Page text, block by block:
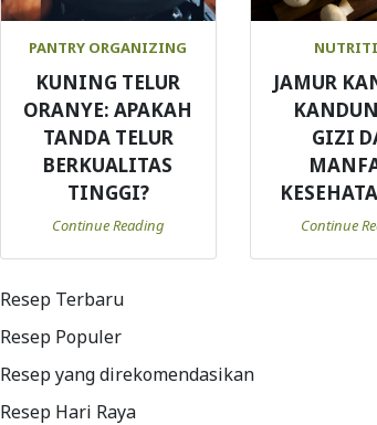
PANTRY ORGANIZING
KUNING TELUR
ORANYE: APAKAH
TANDA TELUR
BERKUALITAS
TINGGI?
Continue Reading
JAMUR
GIZI
Continue
Resep Terbaru
Resep Populer
Resep yang direkomendasikan
Resep Hari Raya